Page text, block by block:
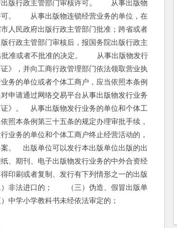
版行政主管部门审核许可。　　从事出版物
。　　从事出版物连锁经营业务的单位，在
人民政府出版行政主管部门批准；跨省或者
行政主管部门审核后，报国务院出版行政主
准或者不批准的决定。　　从事出版物发行
》，并向工商行政管理部门依法领取营业执
务的单位或者个体工商户，应当依照本条例
申请通过网络交易平台从事出版物发行业务
》。　从事出版物发行业务的单位和个体工
照本条例第三十五条的规定办理审批手续，
业务的单位和个体工商户终止经营活动的，
。　出版单位可以发行本出版单位出版的出
、期刊、电子出版物发行业务的中外合资经
印刷或者复制、发行有下列情形之一的出版
非法进口的；　　（三）伪造、假冒出版单
）中学小学教科书未经依法审定的；